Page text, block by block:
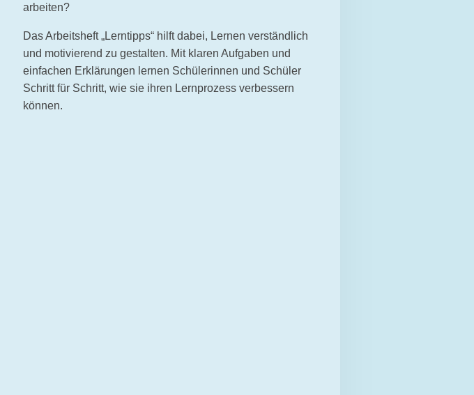
arbeiten?
Das Arbeitsheft „Lerntipps“ hilft dabei, Lernen verständlich
und motivierend zu gestalten. Mit klaren Aufgaben und
einfachen Erklärungen lernen Schülerinnen und Schüler
Schritt für Schritt, wie sie ihren Lernprozess verbessern
können.